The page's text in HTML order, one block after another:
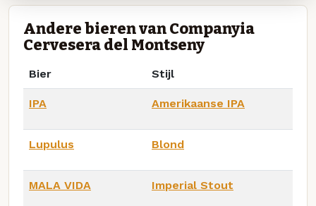
Andere bieren van Companyia
Cervesera del Montseny
Bier Stijl
IPA Amerikaanse IPA
Lupulus Blond
MALA VIDA Imperial Stout